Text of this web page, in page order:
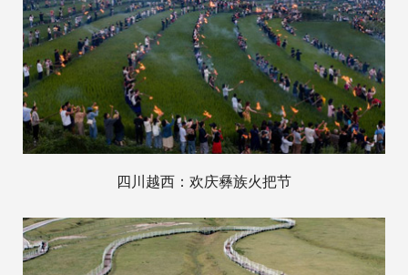
四川越西：欢庆彝族火把节